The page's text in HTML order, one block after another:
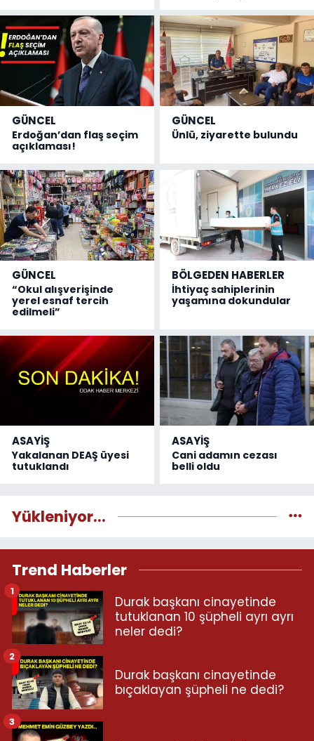
GÜNCEL
Erdoğan’dan flaş seçim
açıklaması!
GÜNCEL
Ünlü, ziyarette bulundu
GÜNCEL
“Okul alışverişinde
yerel esnaf tercih
edilmeli”
BÖLGEDEN HABERLER
İhtiyaç sahiplerinin
yaşamına dokundular
ASAYİŞ
Yakalanan DEAŞ üyesi
tutuklandı
ASAYİŞ
Cani adamın cezası
belli oldu
Yükleniyor...
Trend Haberler
Durak başkanı cinayetinde
tutuklanan 10 şüpheli ayrı ayrı
neler dedi?
1
Durak başkanı cinayetinde
bıçaklayan şüpheli ne dedi?
2
3